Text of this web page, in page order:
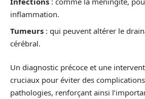
inflammation.
Tumeurs : qui peuvent altérer le
cérébral.
Un diagnostic précoce et une
cruciaux pour éviter des
pathologies, renforçant ainsi